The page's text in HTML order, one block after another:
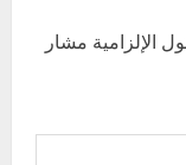
الإلزامية مشار